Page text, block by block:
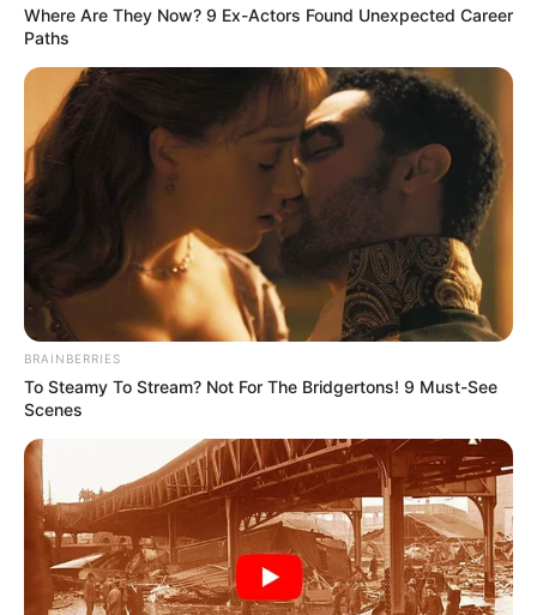
Where Are They Now? 9 Ex-Actors Found Unexpected Career
Paths
BRAINBERRIES
To Steamy To Stream? Not For The Bridgertons! 9 Must-See
Scenes